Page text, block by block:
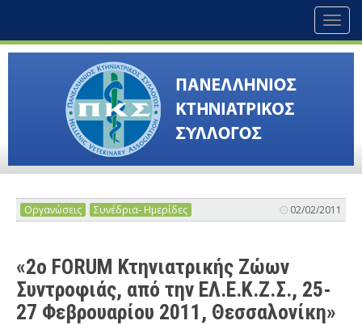
Οργανώσεις Συνέδρια- Ημερίδες 02/02/2011
«2ο FORUM Κτηνιατρικής Ζώων
Συντροφιάς, από την ΕΛ.Ε.Κ.Ζ.Σ., 25-
27 Φεβρουαρίου 2011, Θεσσαλονίκη»